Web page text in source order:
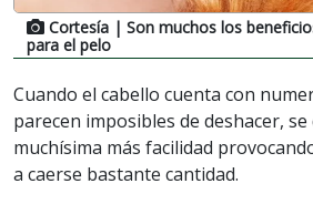
Cortesía | Son muchos los
para el pelo
Cuando el cabello cuenta con
parecen imposibles de deshacer,
muchísima más facilidad
a caerse bastante cantidad.